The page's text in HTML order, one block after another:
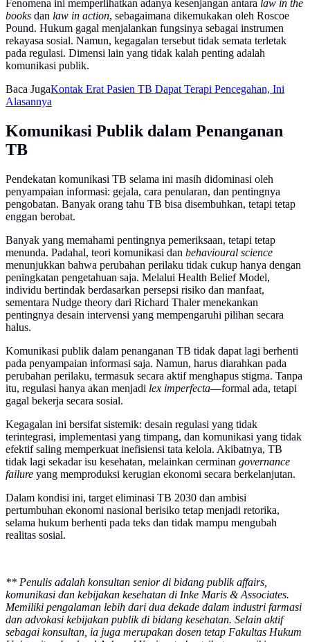
Fenomena ini memperlihatkan adanya kesenjangan antara law in the
books dan law in action, sebagaimana dikemukakan oleh Roscoe
Pound. Hukum gagal menjalankan fungsinya sebagai instrumen
rekayasa sosial. Namun, kegagalan tersebut tidak semata terletak
pada regulasi. Dimensi lain yang tidak kalah penting adalah
komunikasi publik.
Baca JugaKontak Erat Pasien TB Dapat Terapi Pencegahan, Ini
Alasannya
Komunikasi Publik dalam Penanganan
TB
Pendekatan komunikasi TB selama ini masih didominasi oleh
penyampaian informasi: gejala, cara penularan, dan pentingnya
pengobatan. Banyak orang tahu TB bisa disembuhkan, tetapi tetap
enggan berobat.
Banyak yang memahami pentingnya pemeriksaan, tetapi tetap
menunda. Padahal, teori komunikasi dan behavioural science
menunjukkan bahwa perubahan perilaku tidak cukup hanya dengan
peningkatan pengetahuan saja. Melalui Health Belief Model,
individu bertindak berdasarkan persepsi risiko dan manfaat,
sementara Nudge theory dari Richard Thaler menekankan
pentingnya desain intervensi yang mempengaruhi pilihan secara
halus.
Komunikasi publik dalam penanganan TB tidak dapat lagi berhenti
pada penyampaian informasi saja. Namun, harus diarahkan pada
perubahan perilaku, termasuk secara aktif menghapus stigma. Tanpa
itu, regulasi hanya akan menjadi lex imperfecta—formal ada, tetapi
gagal bekerja secara sosial.
Kegagalan ini bersifat sistemik: desain regulasi yang tidak
terintegrasi, implementasi yang timpang, dan komunikasi yang tidak
efektif saling memperkuat inefisiensi tata kelola. Akibatnya, TB
tidak lagi sekadar isu kesehatan, melainkan cerminan governance
failure yang memproduksi kerugian ekonomi secara berkelanjutan.
Dalam kondisi ini, target eliminasi TB 2030 dan ambisi
pertumbuhan ekonomi nasional berisiko tetap menjadi retorika,
selama hukum berhenti pada teks dan tidak mampu mengubah
realitas sosial.
** Penulis adalah konsultan senior di bidang publik affairs,
komunikasi dan kebijakan kesehatan di Inke Maris & Associates.
Memiliki pengalaman lebih dari dua dekade dalam industri farmasi
dan advokasi kebijakan publik di bidang kesehatan. Selain aktif
sebagai konsultan, ia juga merupakan dosen tetap Fakultas Hukum